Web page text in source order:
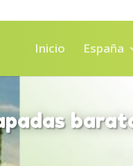
Inicio España